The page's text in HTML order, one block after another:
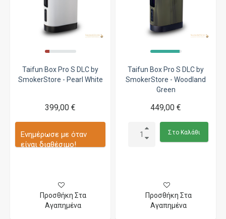
Taifun Box Pro S DLC by
SmokerStore - Pearl White
399,00 €
Ενημέρωσε με όταν
είναι διαθέσιμο!
Προσθήκη Στα
Αγαπημένα
Taifun Box Pro S DLC by
SmokerStore - Woodland
Green
449,00 €
Στο Καλάθι
Προσθήκη Στα
Αγαπημένα